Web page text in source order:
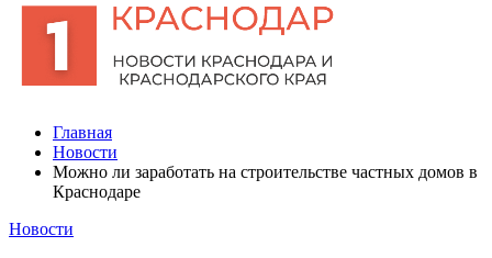
Главная
Новости
Можно ли заработать на строительстве частных домов в
Краснодаре
Новости